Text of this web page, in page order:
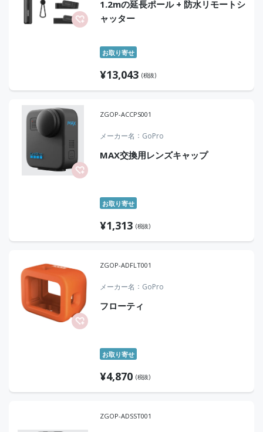
1.2mの延長ポール + 防水リモートシ
ャッター
お取り寄せ
¥13,043 (税抜)
ZGOP-ACCPS001
メーカー名 GoPro
MAX交換用レンズキャップ
お取り寄せ
¥1,313 (税抜)
ZGOP-ADFLT001
メーカー名 GoPro
フローティ
お取り寄せ
¥4,870 (税抜)
ZGOP-ADSST001